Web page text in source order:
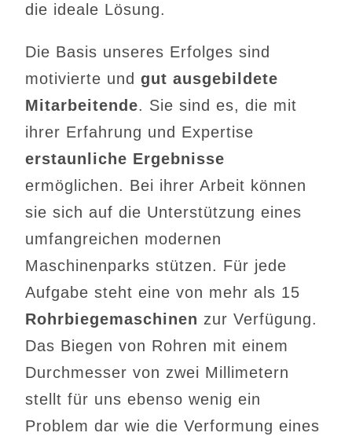
die ideale Lösung.
Die Basis unseres Erfolges sind
motivierte undgut ausgebildete
Mitarbeitende. Sie sind es, die mit
ihrer Erfahrung und Expertise
erstaunliche Ergebnisse
ermöglichen. Bei ihrer Arbeit können
sie sich auf die Unterstützung eines
umfangreichen modernen
Maschinenparks stützen. Für jede
Aufgabe steht eine von mehr als 15
Rohrbiegemaschinen zur Verfügung.
Das Biegen von Rohren mit einem
Durchmesser von zwei Millimetern
stellt für uns ebenso wenig ein
Problem dar wie die Verformung eines